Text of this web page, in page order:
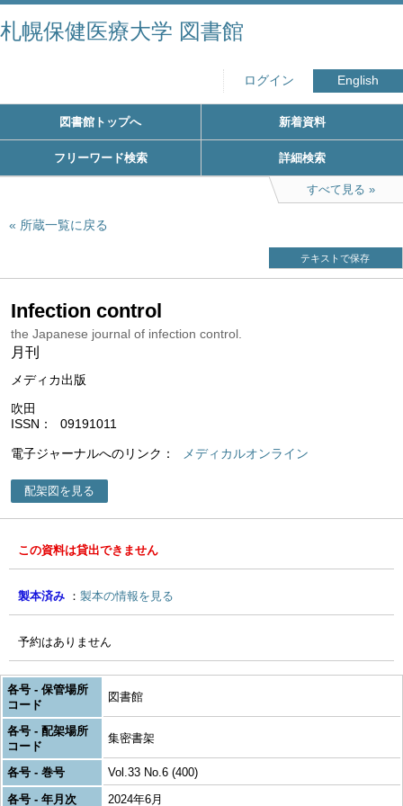
札幌保健医療大学 図書館
ログイン English
図書館トップへ 新着資料
フリーワード検索 詳細検索
すべて見る
所蔵一覧に戻る
テキストで保存
Infection control
the Japanese journal of infection control.
月刊
メディカ出版
吹田
ISSN
09191011
電子ジャーナルへのリンク メディカルオンライン
配架図を見る
この資料は貸出できません
製本済み 製本の情報を見る
予約はありません
各号 - 保管場所
コード
図書館
各号 - 配架場所
コード
集密書架
各号 - 巻号
Vol.33 No.6 (400)
各号 - 年月次
2024年6月